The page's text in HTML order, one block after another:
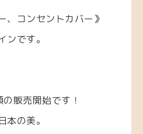
、コンセントカバー》
ンです。
販売開始です！
本の美。